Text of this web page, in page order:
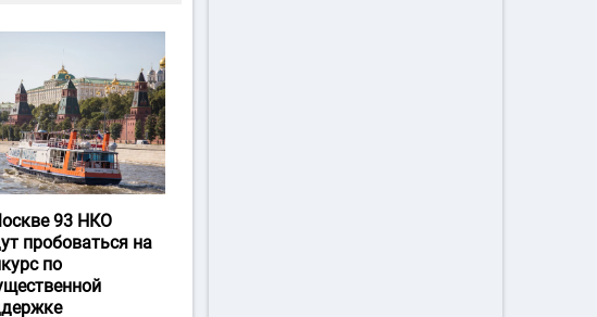
93 НКО
пробоваться на
по